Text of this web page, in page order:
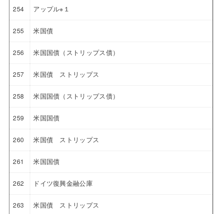
254 アップル※１
255 米国債
256 米国国債（ストリップス債）
257 米国債 ストリップス
258 米国国債（ストリップス債）
259 米国国債
260 米国債 ストリップス
261 米国国債
262 ドイツ復興金融公庫
263 米国債 ストリップス